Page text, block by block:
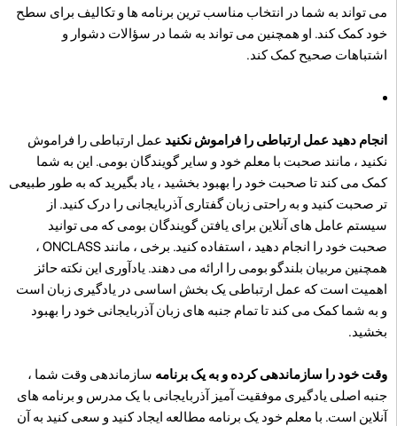
می تواند به شما در انتخاب مناسب ترین برنامه ها و تکالیف برای سطح
خود کمک کند. او همچنین می تواند به شما در سؤالات دشوار و
اشتباهات صحیح کمک کند.
انجام دهید عمل ارتباطی را فراموش نکنید عمل ارتباطی را فراموش
نکنید ، مانند صحبت با معلم خود و سایر گویندگان بومی. این به شما
کمک می کند تا صحبت خود را بهبود بخشید ، یاد بگیرید که به طور طبیعی
تر صحبت کنید و به راحتی زبان گفتاری آذربایجانی را درک کنید. از
سیستم عامل های آنلاین برای یافتن گویندگان بومی که می توانید
صحبت خود را انجام دهید ، استفاده کنید. برخی ، مانند ONCLASS ،
همچنین مربیان بلندگو بومی را ارائه می دهند. یادآوری این نکته حائز
اهمیت است که عمل ارتباطی یک بخش اساسی در یادگیری زبان است
و به شما کمک می کند تا تمام جنبه های زبان آذربایجانی خود را بهبود
بخشید.
وقت خود را سازماندهی کرده و به یک برنامه سازماندهی وقت شما ،
جنبه اصلی یادگیری موفقیت آمیز آذربایجانی با یک مدرس و برنامه های
آنلاین است. با معلم خود یک برنامه مطالعه ایجاد کنید و سعی کنید به آن